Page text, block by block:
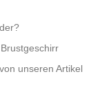
unseren Artikel